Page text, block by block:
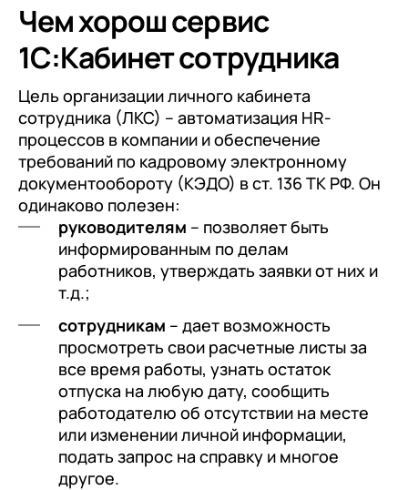
Чем хорош сервис
1С:Кабинет сотрудника
Цель организации личного кабинета
сотрудника (ЛКС) – автоматизация HR-
процессов в компании и обеспечение
требований по кадровому электронному
документообороту (КЭДО) в ст. 136 ТК РФ. Он
одинаково полезен:
руководителям – позволяет быть
информированным по делам
работников, утверждать заявки от них и
т.д.;
сотрудникам – дает возможность
просмотреть свои расчетные листы за
все время работы, узнать остаток
отпуска на любую дату, сообщить
работодателю об отсутствии на месте
или изменении личной информации,
подать запрос на справку и многое
другое.